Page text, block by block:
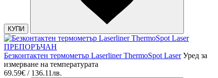
КУПИ
ПРЕПОРЪЧАН
Безконтактен термометър Laserliner ThermoSpot Laser Уред за
измерване на температурата
69.59€ / 136.11лв.